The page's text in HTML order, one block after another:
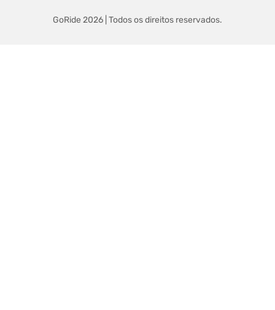
GoRide 2026 | Todos os direitos reservados.